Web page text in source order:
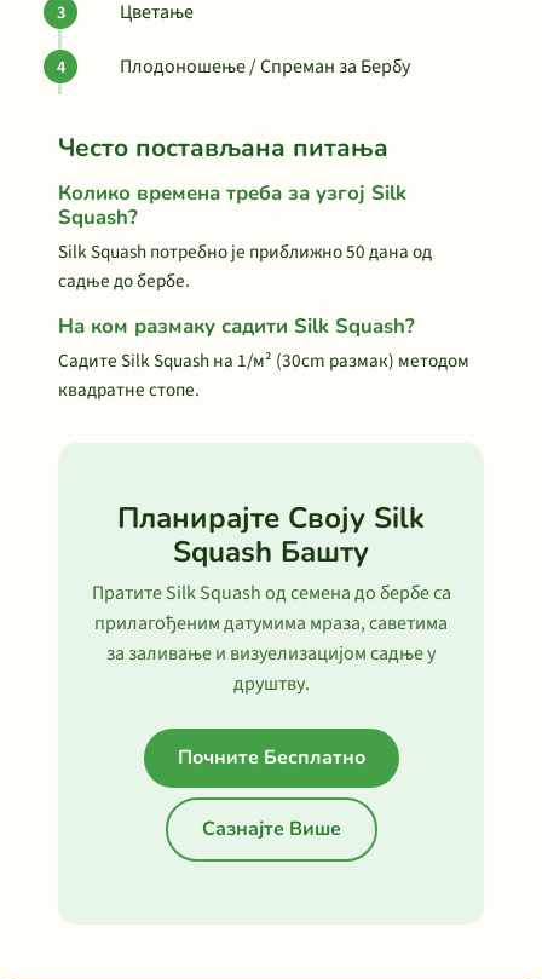
Цветање
Плодоношење / Спреман за Бербу
Често постављана питања
Колико времена треба за узгој Silk
Squash?
Silk Squash потребно је приближно 50 дана од
садње до бербе.
На ком размаку садити Silk Squash?
Садите Silk Squash на 1/м² (30cm размак) методом
квадратне стопе.
Планирајте Своју Silk
Squash Башту
Пратите Silk Squash од семена до бербе са
прилагођеним датумима мраза, саветима
за заливање и визуелизацијом садње у
друштву.
Почните Бесплатно
Сазнајте Више